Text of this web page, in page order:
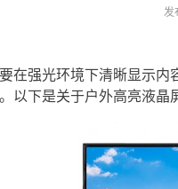
发
在强光环境下清晰显示
以下是关于户外高亮液晶